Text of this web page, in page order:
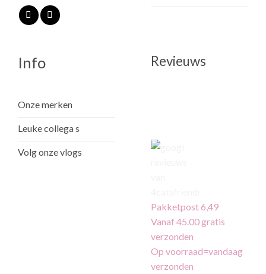
Info
Onze merken
Leuke collega s
Volg onze vlogs
Revieuws
Pakketpost 6,49
Vanaf 45.00 gratis
verzonden
Op voorraad=vandaag
verzonden